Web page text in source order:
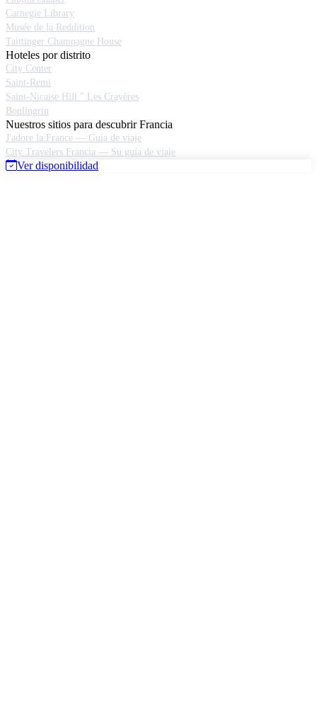
Carnegie Library
Musée de la Reddition
Taittinger Champagne House
Hoteles por distrito
City Center
Saint-Remi
Saint-Nicaise Hill " Les Crayères
Boulingrin
Nuestros sitios para descubrir Francia
J'adore la France — Guía de viaje
City Travelers Francia — Su guía de viaje
Ver disponibilidad